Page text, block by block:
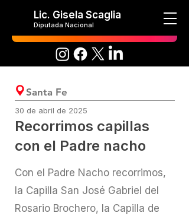
Lic. Gisela Scaglia
Diputada Nacional
Santa Fe
30 de abril de 2025
Recorrimos capillas
con el Padre nacho
Con el Padre Nacho recorrimos,
la Capilla San José Gabriel del
Rosario Brochero, la Capilla de